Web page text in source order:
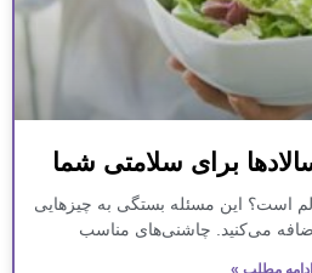
برای سلامتی شما
است؟ این مسئله بستگی به چیزهایی
می‌کنید. چاشنی‌های مناسب
ادامه مطلب »